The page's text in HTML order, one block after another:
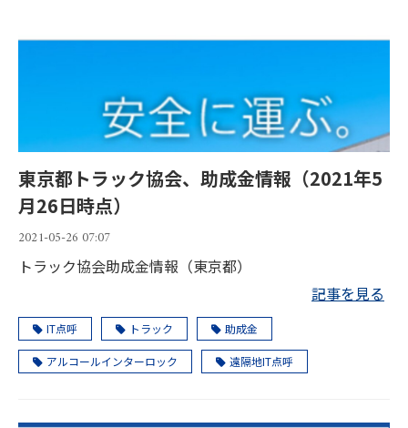
東京都トラック協会、助成金情報（2021年5
月26日時点）
2021-05-26 07:07
トラック協会助成金情報（東京都）
記事を見る
IT点呼 トラック 助成金
アルコールインターロック 遠隔地IT点呼